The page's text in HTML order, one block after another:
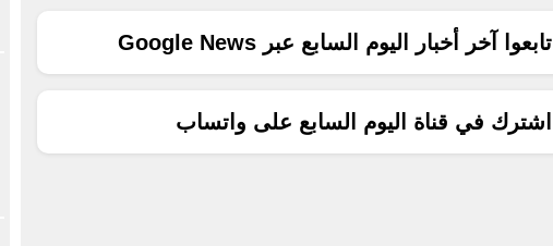
تابعوا آخر أخبار اليوم السابع عبر Google News
اشترك في قناة اليوم السابع على واتساب